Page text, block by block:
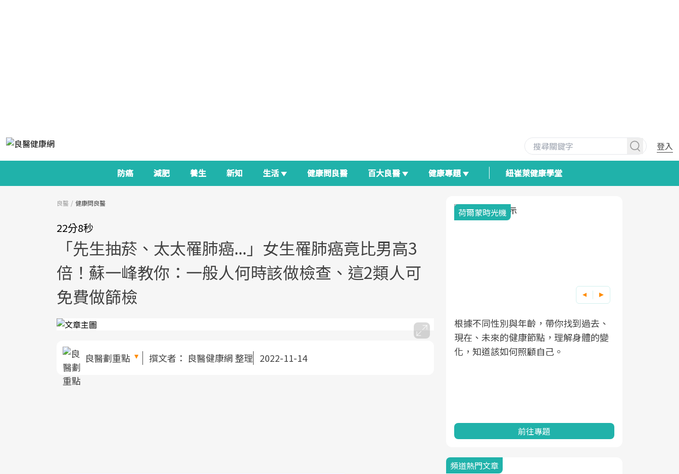
登入
防癌 減肥 養生 新知 生活 健康問良醫 百大良醫 健康專題 紐崔萊健康學堂
良醫 健康問良醫
22分8秒
「先生抽菸、太太罹肺癌...」女生罹肺癌竟比男高3
倍！蘇一峰教你：一般人何時該做檢查、這2類人可
免費做篩檢
良醫劃重點 撰文者： 良醫健康網 整理 2022-11-14
面對超高齡社會的浪潮，台灣正在快速
邁向「健康照護」的新時代。隨著國家
照3.0」的推進，「預防醫學」已成全民
2025年，就到良醫生活祭體驗「一站式
健康新生活」，從講座、體驗到運動，
良醫健康網從「換季的身體變化」出
發，透過醫學觀點與日常感受的對話，
改善行動。
荷爾蒙時光機
根據不同性別與年齡，帶你找到過去、
現在、未來的健康節點，理解身體的變
化，知道該如何照顧自己。
前往專題
頻道熱門文章